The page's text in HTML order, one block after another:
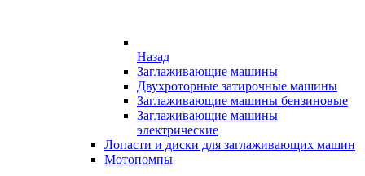
Назад
Заглаживающие машины
Двухроторные затирочные машины
Заглаживающие машины бензиновые
Заглаживающие машины
электрические
Лопасти и диски для заглаживающих машин
Мотопомпы